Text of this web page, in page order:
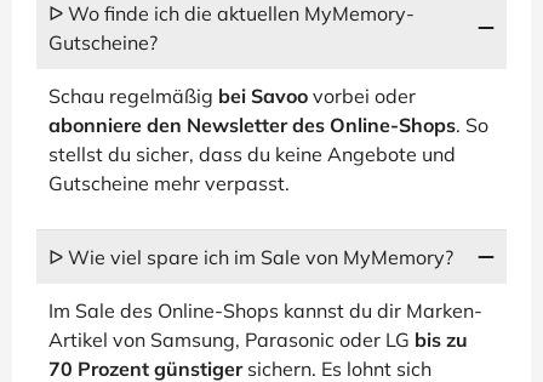
ᐅ Wo finde ich die aktuellen MyMemory-
Gutscheine?
Schau regelmäßig bei Savoo vorbei oder
abonniere den Newsletter des Online-Shops. So
stellst du sicher, dass du keine Angebote und
Gutscheine mehr verpasst.
ᐅ Wie viel spare ich im Sale von MyMemory?
Im Sale des Online-Shops kannst du dir Marken-
Artikel von Samsung, Parasonic oder LG bis zu
70 Prozent günstigersichern. Es lohnt sich